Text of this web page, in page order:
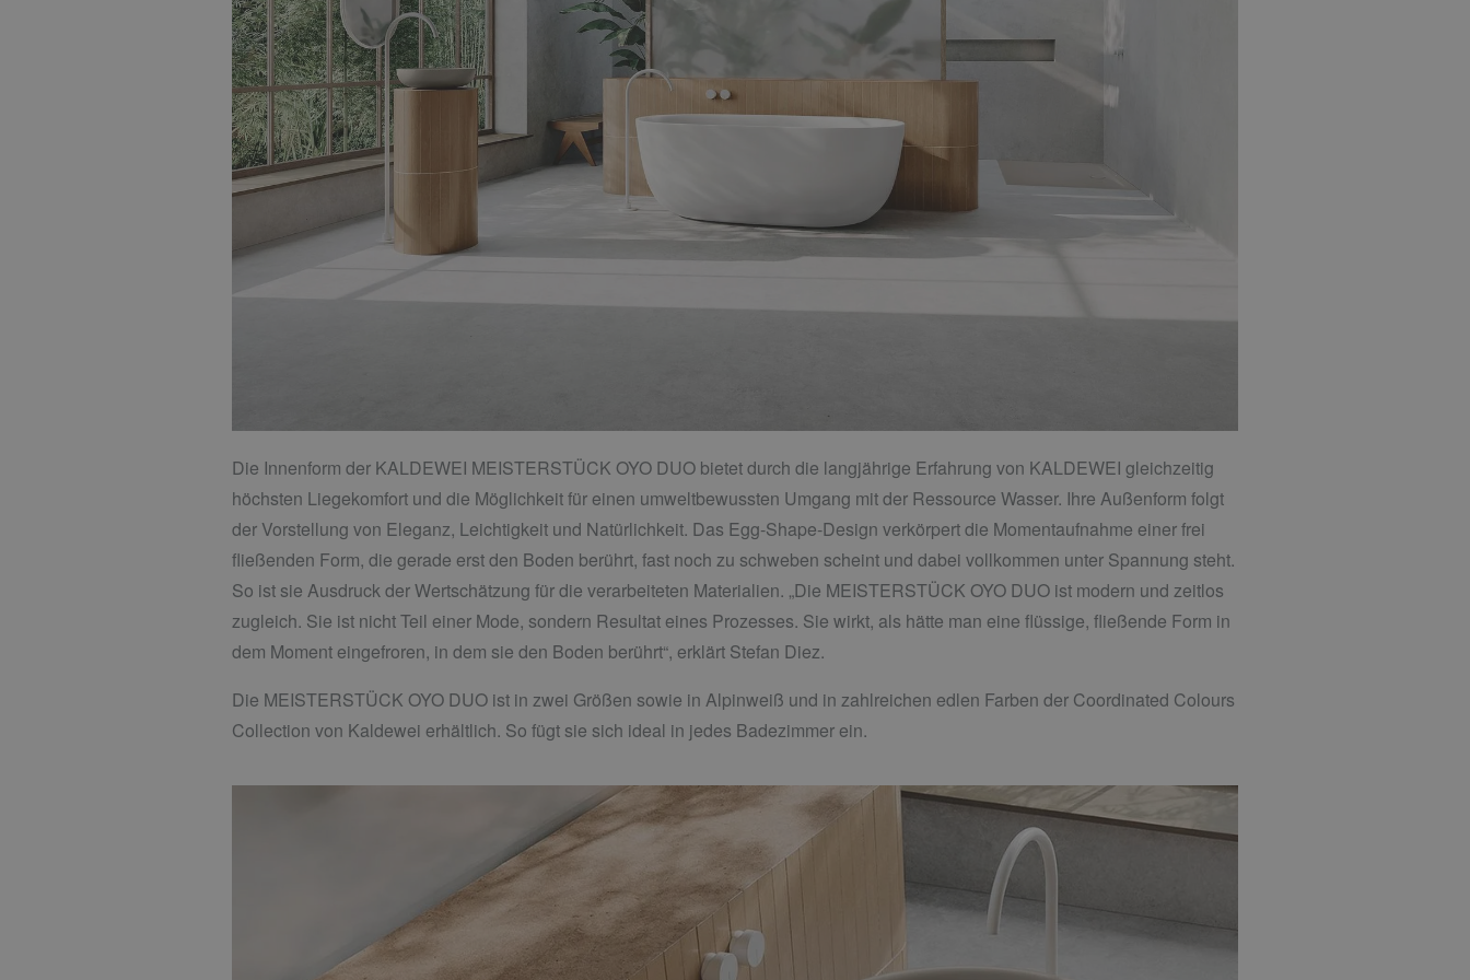
Die Innenform der KALDEWEI MEISTERSTÜCK OYO DUO bietet durch die langjährige Erfahrung von KALDEWEI gleichzeitig
höchsten Liegekomfort und die Möglichkeit für einen umweltbewussten Umgang mit der Ressource Wasser. Ihre Außenform folgt
der Vorstellung von Eleganz, Leichtigkeit und Natürlichkeit. Das Egg-Shape-Design verkörpert die Momentaufnahme einer frei
fließenden Form, die gerade erst den Boden berührt, fast noch zu schweben scheint und dabei vollkommen unter Spannung steht.
So ist sie Ausdruck der Wertschätzung für die verarbeiteten Materialien. „Die MEISTERSTÜCK OYO DUO ist modern und zeitlos
zugleich. Sie ist nicht Teil einer Mode, sondern Resultat eines Prozesses. Sie wirkt, als hätte man eine flüssige, fließende Form in
dem Moment eingefroren, in dem sie den Boden berührt“, erklärt Stefan Diez.
Die MEISTERSTÜCK OYO DUO ist in zwei Größen sowie in Alpinweiß und in zahlreichen edlen Farben der Coordinated Colours
Collection von Kaldewei erhältlich. So fügt sie sich ideal in jedes Badezimmer ein.